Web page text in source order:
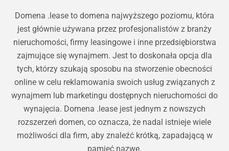
Domena .lease to domena najwyższego poziomu, która
jest głównie używana przez profesjonalistów z branży
nieruchomości, firmy leasingowe i inne przedsiębiorstwa
zajmujące się wynajmem. Jest to doskonała opcja dla
tych, którzy szukają sposobu na stworzenie obecności
online w celu reklamowania swoich usług związanych z
wynajmem lub marketingu dostępnych nieruchomości do
wynajęcia. Domena .lease jest jednym z nowszych
rozszerzeń domen, co oznacza, że ​​nadal istnieje wiele
możliwości dla firm, aby znaleźć krótką, zapadającą w
pamięć nazwę.